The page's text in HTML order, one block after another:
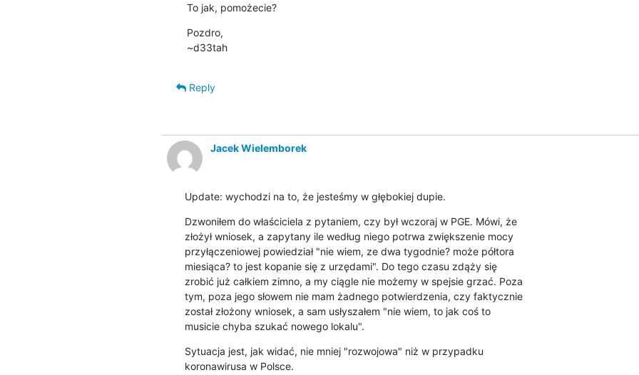
To jak, pomożecie?
Pozdro,
~d33tah
Reply
Jacek Wielemborek
Update: wychodzi na to, że jesteśmy w głębokiej dupie.
Dzwoniłem do właściciela z pytaniem, czy był wczoraj w PGE. Mówi, że
złożył wniosek, a zapytany ile według niego potrwa zwiększenie mocy
przyłączeniowej powiedział "nie wiem, ze dwa tygodnie? może półtora
miesiąca? to jest kopanie się z urzędami". Do tego czasu zdąży się
zrobić już całkiem zimno, a my ciągle nie możemy w spejsie grzać. Poza
tym, poza jego słowem nie mam żadnego potwierdzenia, czy faktycznie
został złożony wniosek, a sam usłyszałem "nie wiem, to jak coś to
musicie chyba szukać nowego lokalu".
Sytuacja jest, jak widać, nie mniej "rozwojowa" niż w przypadku
koronawirusa w Polsce.